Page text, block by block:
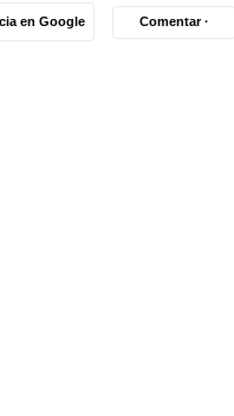
en Google Comentar ·